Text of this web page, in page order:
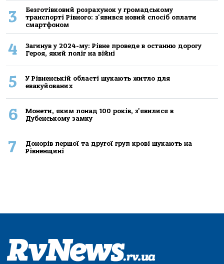
3
Безготівковий розрахунок у громадському
транспорті Рівного: з'явився новий спосіб оплати
смартфоном
4
Загинув у 2024-му: Рівне проведе в останню дорогу
Героя, який поліг на війні
5
У Рівненській області шукають житло для
евакуйованих
6
Монети, яким понад 100 років, з'явилися в
Дубенському замку
7
Донорів першої та другої груп крові шукають на
Рівненщині